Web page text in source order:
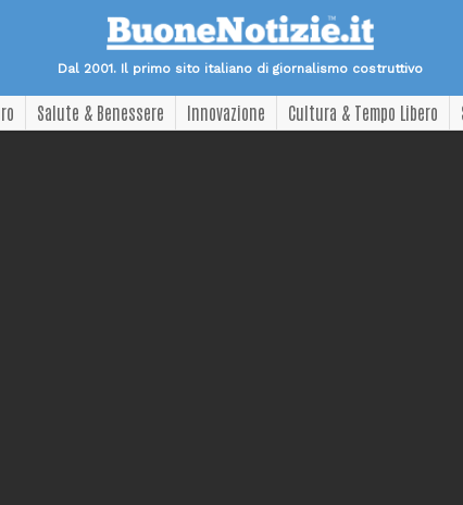
Dal 2001. Il primo sito italiano di giornalismo costruttivo
Salute & Benessere Innovazione Cultura & Tempo Libero